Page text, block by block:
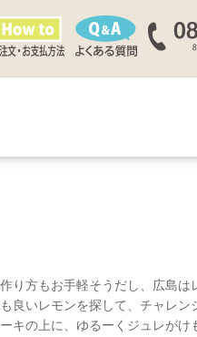
り方もお手軽そうだし、広島は
良いレモンを探して、チャレン
キの上に、ゆるーくジュレが